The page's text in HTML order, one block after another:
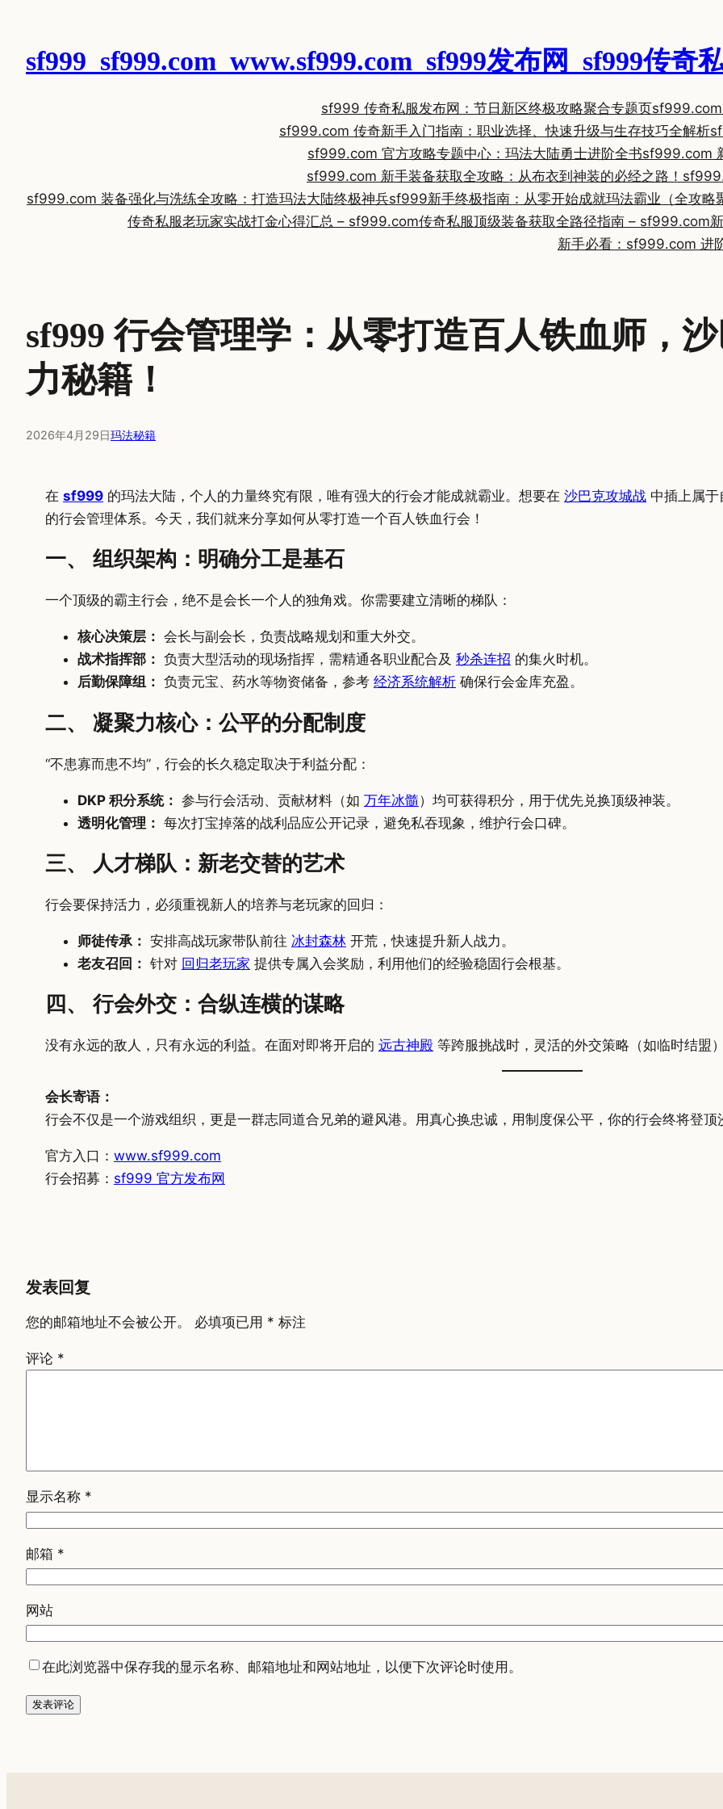
sf999_sf999.com_www.sf999.com_sf999发布网_sf999传奇
sf999 传奇私服发布网：节日新区终极攻略聚合专题页sf999.com
sf999.com 传奇新手入门指南：职业选择、快速升级与生存技巧全解析
sf999.com 官方攻略专题中心：玛法大陆勇士进阶全书sf999.com
sf999.com 新手装备获取全攻略：从布衣到神装的必经之路！
sf999.com 装备强化与洗练全攻略：打造玛法大陆终极神兵sf999新手终极指南：从零开始成就玛法霸业（全攻略
传奇私服老玩家实战打金心得汇总 – sf999.com传奇私服顶级装备获取全路径指南 – sf999.com
新手必看：sf999.com 进
sf999 行会管理学：从零打造百人铁血师，
力秘籍！
2026年4月29日玛法秘籍
在 sf999 的玛法大陆，个人的力量终究有限，唯有强大的行会才能成就霸业。想要在 沙巴克攻城战 中插上属
的行会管理体系。今天，我们就来分享如何从零打造一个百人铁血行会！
一、 组织架构：明确分工是基石
一个顶级的霸主行会，绝不是会长一个人的独角戏。你需要建立清晰的梯队：
核心决策层： 会长与副会长，负责战略规划和重大外交。
战术指挥部： 负责大型活动的现场指挥，需精通各职业配合及 秒杀连招 的集火时机。
后勤保障组： 负责元宝、药水等物资储备，参考 经济系统解析 确保行会金库充盈。
二、 凝聚力核心：公平的分配制度
“不患寡而患不均”，行会的长久稳定取决于利益分配：
DKP 积分系统： 参与行会活动、贡献材料（如 万年冰髓）均可获得积分，用于优先兑换顶级神装。
透明化管理： 每次打宝掉落的战利品应公开记录，避免私吞现象，维护行会口碑。
三、 人才梯队：新老交替的艺术
行会要保持活力，必须重视新人的培养与老玩家的回归：
师徒传承： 安排高战玩家带队前往 冰封森林 开荒，快速提升新人战力。
老友召回： 针对 回归老玩家 提供专属入会奖励，利用他们的经验稳固行会根基。
四、 行会外交：合纵连横的谋略
没有永远的敌人，只有永远的利益。在面对即将开启的 远古神殿 等跨服挑战时，灵活的外交策略（如临时结盟
会长寄语：
行会不仅是一个游戏组织，更是一群志同道合兄弟的避风港。用真心换忠诚，用制度保公平，你的行会终将登顶
官方入口： www.sf999.com
行会招募： sf999 官方发布网
发表回复
您的邮箱地址不会被公开。 必填项已用 * 标注
评论 *
显示名称 *
邮箱 *
网站
在此浏览器中保存我的显示名称、邮箱地址和网站地址，以便下次评论时使用。